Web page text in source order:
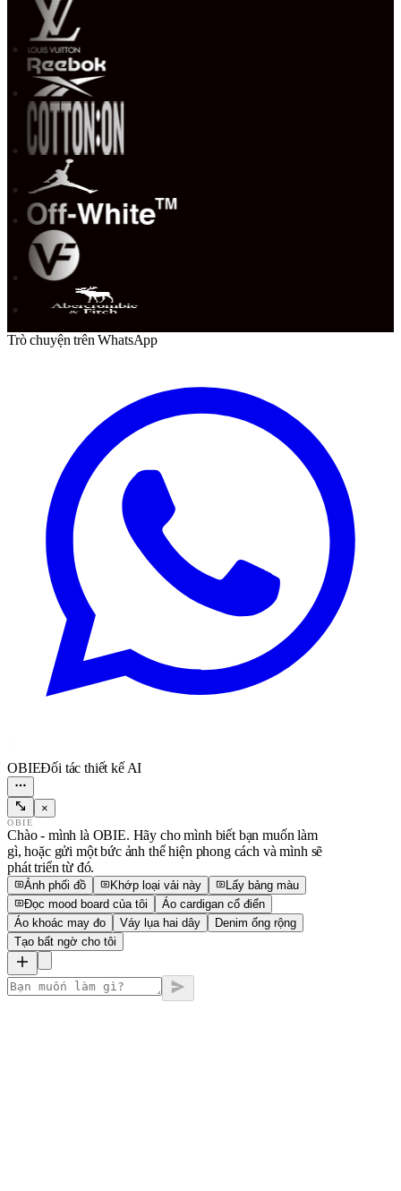
Trò chuyện trên WhatsApp
OBIEĐối tác thiết kế AI
×
OBIE
Chào - mình là OBIE. Hãy cho mình biết bạn muốn làm
gì, hoặc gửi một bức ảnh thể hiện phong cách và mình sẽ
phát triển từ đó.
Ảnh phối đồ Khớp loại vải này
Lấy bảng màu
Đọc mood board của tôi
Áo cardigan cổ điển
Áo khoác may đo
Váy lụa hai dây
Denim ống rộng
Tạo bất ngờ cho tôi